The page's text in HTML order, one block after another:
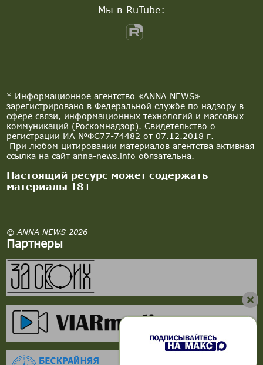
* Информационное агентство «ANNA NEWS»
зарегистрировано в Федеральной службе по надзору в
сфере связи, информационных технологий и массовых
коммуникаций (Роскомнадзор). Свидетельство о
регистрации ИА №ФС77-74482 от 07.12.2018 г.
При любом цитировании материалов агентства активная
ссылка на сайт anna-news.info обязательна.
Настоящий ресурс может содержать
материалы 18+
© ANNA NEWS 2026
Партнеры
Мы в RuTube: